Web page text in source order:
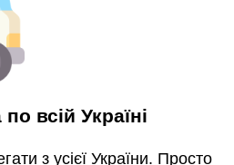
всій Україні
з усієї України. Просто